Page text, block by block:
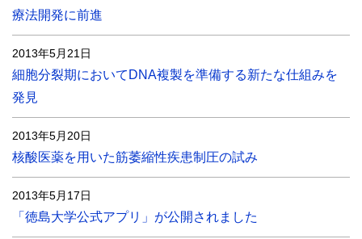
療法開発に前進
2013年5月21日
細胞分裂期においてDNA複製を準備する新たな仕組みを
発見
2013年5月20日
核酸医薬を用いた筋萎縮性疾患制圧の試み
2013年5月17日
「徳島大学公式アプリ」が公開されました